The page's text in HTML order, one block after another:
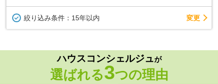
絞り込み条件： 15年以内 変更
ハウスコンシェルジュが
選ばれる3つの理由